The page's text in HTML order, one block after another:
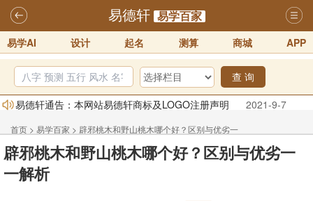
易德轩 易学百家
易学AI 设计 起名 测算 商城 APP
查 询
易德轩通告：本网站易德轩商标及LOGO注册声明
2021-9-7
易德轩易学ai，ai批八字紫微命理相学，ai智能体客服系统开通，欢迎
体验！！
2025-07-01
易德轩网重构及升能完成，欢迎大家来体验新程序及感觉！！
2025-07-01
首页 > 易学百家 > 辟邪桃木和野山桃木哪个好？区别与优劣一
一解析
辟邪桃木和野山桃木哪个好？区别与优劣一
一解析